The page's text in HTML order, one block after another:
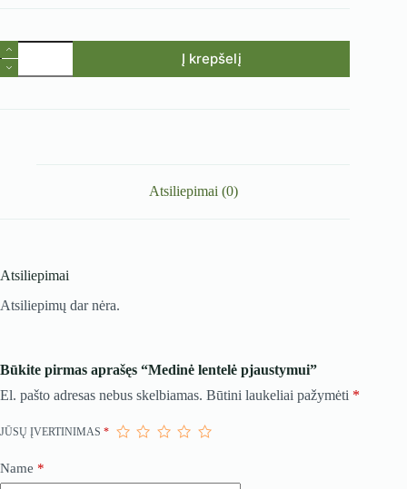
produkto
kiekis:
Medinė
Į krepšelį
Atsiliepimai (0)
Atsiliepimai
Atsiliepimų dar nėra.
Būkite pirmas aprašęs “Medinė lentelė pjaustymui”
El. pašto adresas nebus skelbiamas. Būtini laukeliai pažymėti *
JŪSŲ ĮVERTINIMAS *
Name *